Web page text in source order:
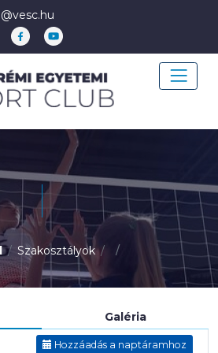
Szakosztályok
Galéria
Hozzáadás a naptáramhoz